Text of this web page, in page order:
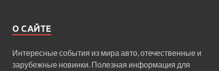
О САЙТЕ
Интересные события из мира авто, отечественные и
зарубежные новинки. Полезная информация для